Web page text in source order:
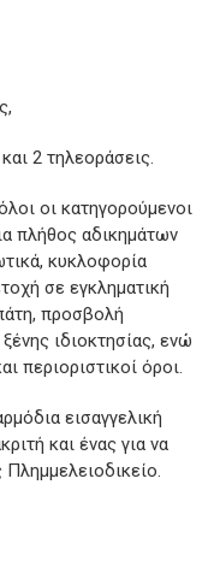
2 τηλεοράσεις.
οι κατηγορούμενοι
πλήθος αδικημάτων
κυκλοφορία
σε εγκληματική
προσβολή
ιδιοκτησίας, ενώ
περιοριστικοί όροι.
εισαγγελική
και ένας για να